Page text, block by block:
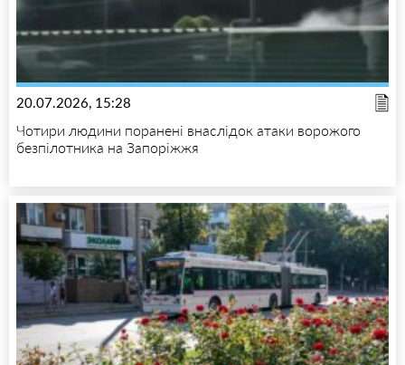
20.07.2026, 15:28
Чотири людини поранені внаслідок атаки ворожого
безпілотника на Запоріжжя